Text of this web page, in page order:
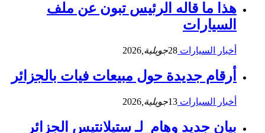
هذا ما قاله الرئيس تبون عن ملف
السيارات
أخبار السيارات 28جويلية, 2026
أرقام جديدة حول مبيعات فيات بالجزائر
أخبار السيارات 13جويلية, 2026
بيان جديد وهام لـ ستيلانتيس الجزائر